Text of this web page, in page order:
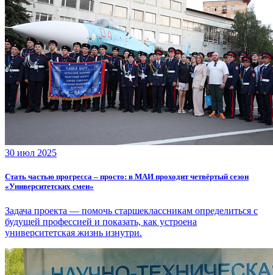
30 июл 2025
Стать частью прогресса – просто: в МАИ проходит четвёртый сезон
«Университетских смен»
Задача проекта — помочь старшеклассникам определиться с
будущей профессией и показать, как устроена
университетская жизнь изнутри.